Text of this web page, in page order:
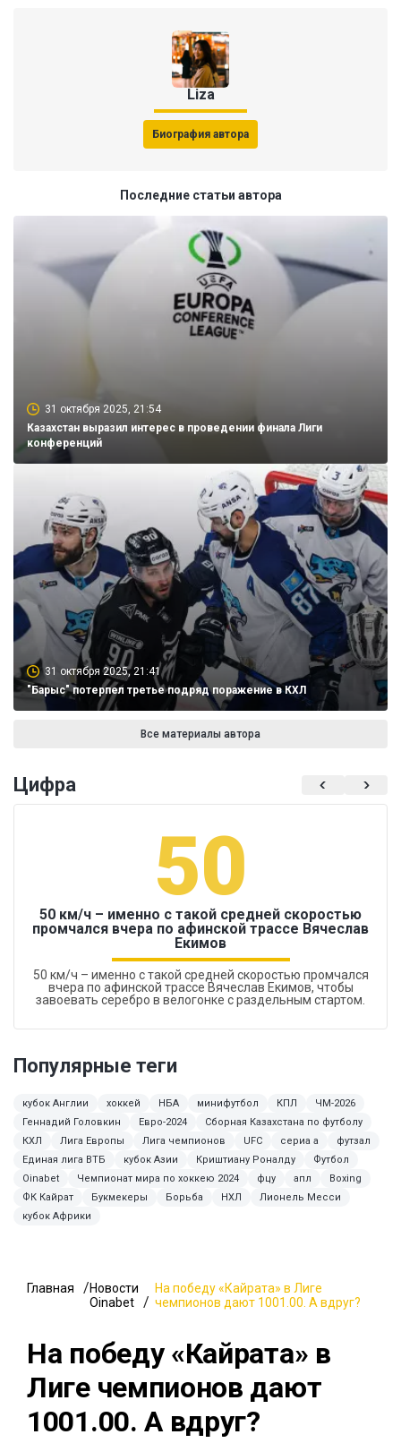
Liza
Биография автора
Последние статьи автора
31 октября 2025, 21:54
Казахстан выразил интерес в проведении финала Лиги
конференций
31 октября 2025, 21:41
"Барыс" потерпел третье подряд поражение в КХЛ
Все материалы автора
Цифра
50
50 км/ч – именно с такой средней скоростью
промчался вчера по афинской трассе Вячеслав
Екимов
50 км/ч – именно с такой средней скоростью промчался
вчера по афинской трассе Вячеслав Екимов, чтобы
завоевать серебро в велогонке с раздельным стартом.
Популярные теги
кубок Англии хоккей НБА минифутбол КПЛ
ЧМ-2026
Геннадий Головкин
Евро-2024
Сборная Казахстана по футболу
КХЛ
Лига Европы Лига чемпионов UFC сериа а
футзал
Единая лига ВТБ
кубок Азии Криштиану Роналду
Футбол
Oinabet
Чемпионат мира по хоккею 2024 фцу апл
Boxing
ФК Кайрат
Букмекеры Борьба НХЛ
Лионель Месси
кубок Африки
Главная
Новости
Oinabet
На победу «Кайрата» в Лиге
чемпионов дают 1001.00. А вдруг?
На победу «Кайрата» в
Лиге чемпионов дают
1001.00. А вдруг?